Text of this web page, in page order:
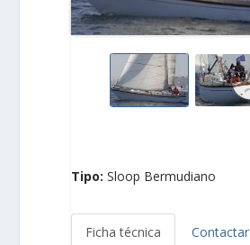
Tipo: Sloop Bermudiano
Ficha técnica Contactar